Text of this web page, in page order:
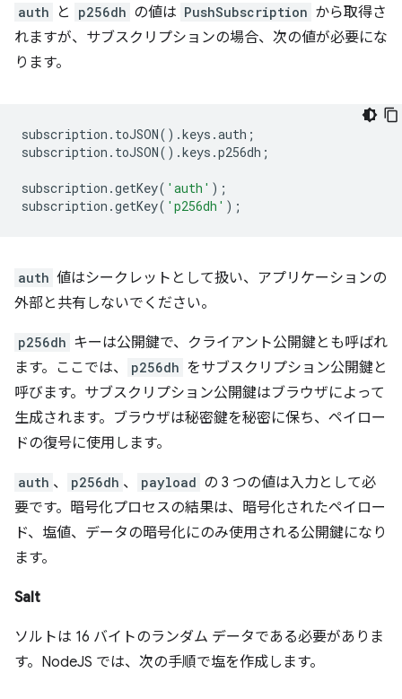
auth と p256dh の値は PushSubscription から取得さ
れますが、サブスクリプションの場合、次の値が必要にな
ります。
subscription . toJSON().keys .auth ;
subscription . toJSON().keys .p256dh ;
subscription .getKey( 'auth' );
subscription .getKey( 'p256dh' );
auth 値はシークレットとして扱い、アプリケーションの
外部と共有しないでください。
p256dh キーは公開鍵で、クライアント公開鍵とも呼ばれ
ます。ここでは、
p256dh をサブスクリプション公開鍵と
呼びます。サブスクリプション公開鍵はブラウザによって
生成されます。ブラウザは秘密鍵を秘密に保ち、ペイロー
ドの復号に使用します。
auth 、 p256dh 、 payload の 3 つの値は入力として必
要です。暗号化プロセスの結果は、暗号化されたペイロー
ド、塩値、データの暗号化にのみ使用される公開鍵になり
ます。
Salt
ソルトは 16 バイトのランダム データである必要がありま
す。NodeJS では、次の手順で塩を作成します。